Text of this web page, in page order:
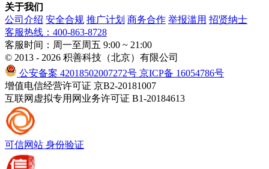
关于我们
公司介绍 安全合规 推广计划 商务合作 举报滥用 招贤纳士
客服热线：400-863-8728
客服时间：周一至周五 9:00 ~ 21:00
© 2013 - 2026 积善科技（北京）有限公司
公安备案 42018502007272号 京ICP备 16054786号
增值电信经营许可证 京B2-20181007
互联网虚拟专用网业务许可证 B1-20184613
可信网站 身份验证